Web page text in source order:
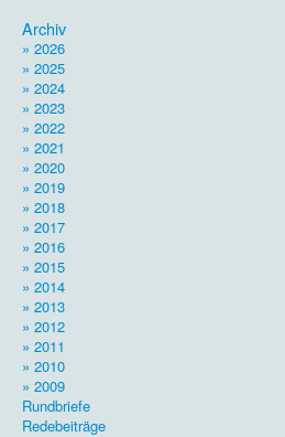
Archiv
» 2026
» 2025
» 2024
» 2023
» 2022
» 2021
» 2020
» 2019
» 2018
» 2017
» 2016
» 2015
» 2014
» 2013
» 2012
» 2011
» 2010
» 2009
Rundbriefe
Redebeiträge